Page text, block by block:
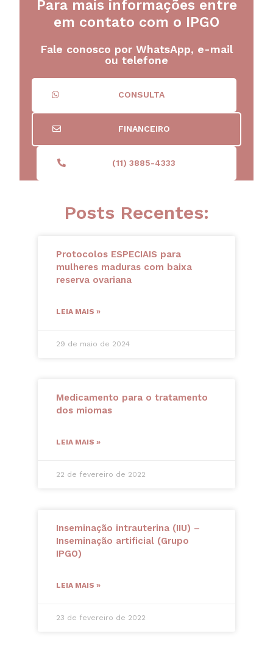
Para mais informações entre
em contato com o IPGO
Fale conosco por WhatsApp, e-mail
ou telefone
CONSULTA
FINANCEIRO
(11) 3885-4333
Posts Recentes:
Protocolos ESPECIAIS para
mulheres maduras com baixa
reserva ovariana
LEIA MAIS »
29 de maio de 2024
Medicamento para o tratamento
dos miomas
LEIA MAIS »
22 de fevereiro de 2022
Inseminação intrauterina (IIU) –
Inseminação artificial (Grupo
IPGO)
LEIA MAIS »
23 de fevereiro de 2022